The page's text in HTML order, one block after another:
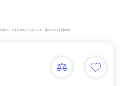
отличаться от фотографии